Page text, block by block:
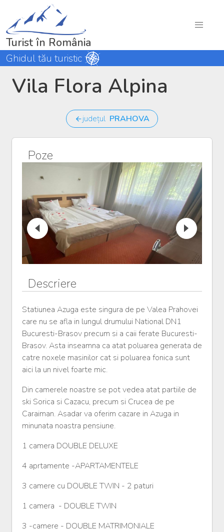
Turist în România
Ghidul tău turistic
Vila Flora Alpina
județul PRAHOVA
Poze
Descriere
Statiunea Azuga este singura de pe Valea Prahovei
care nu se afla in lungul drumului National DN1
Bucuresti-Brasov precum si a caii ferate Bucuresti-
Brasov. Asta inseamna ca atat poluarea generata de
catre noxele masinilor cat si poluarea fonica sunt
aici la un nivel foarte mic.
Din camerele noastre se pot vedea atat partiile de
ski Sorica si Cazacu, precum si Crucea de pe
Caraiman. Asadar va oferim cazare in Azuga in
minunata noastra pensiune.
1 camera DOUBLE DELUXE
4 aprtamente -APARTAMENTELE
3 camere cu DOUBLE TWIN - 2 paturi
1 camera - DOUBLE TWIN
3 -camere - DOUBLE MATRIMONIALE